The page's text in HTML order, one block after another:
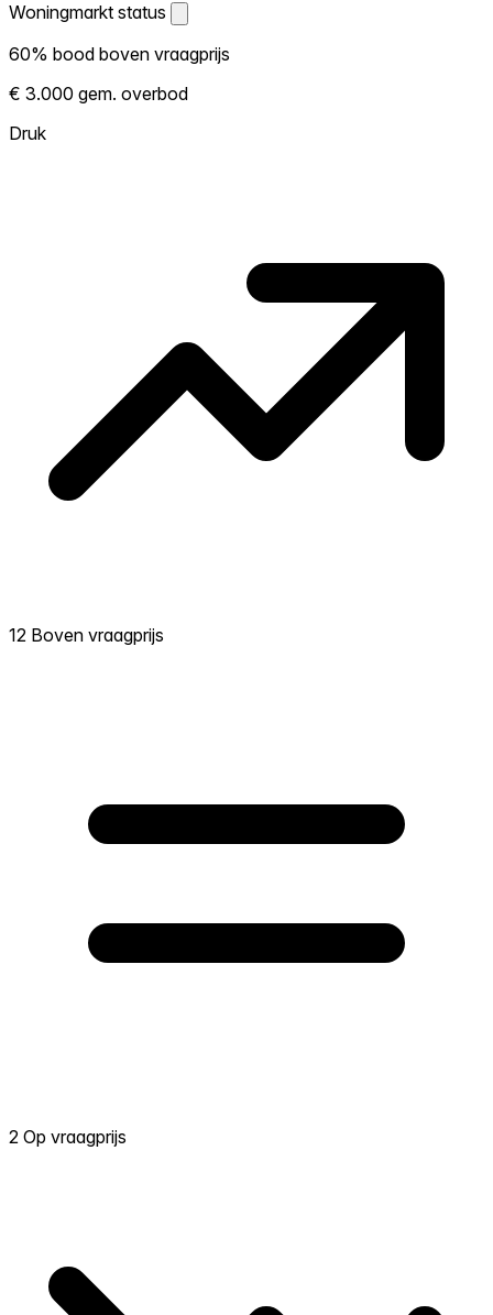
Woningmarkt status
Woningmarkt status
Laat zien hoe competitief de markt hier is.
Hoe meer woningen boven vraagprijs
verkopen, hoe heter. Heet? Verwacht
60% bood boven vraagprijs
€ 3.000 gem. overbod
Druk
12 Boven vraagprijs
2 Op vraagprijs